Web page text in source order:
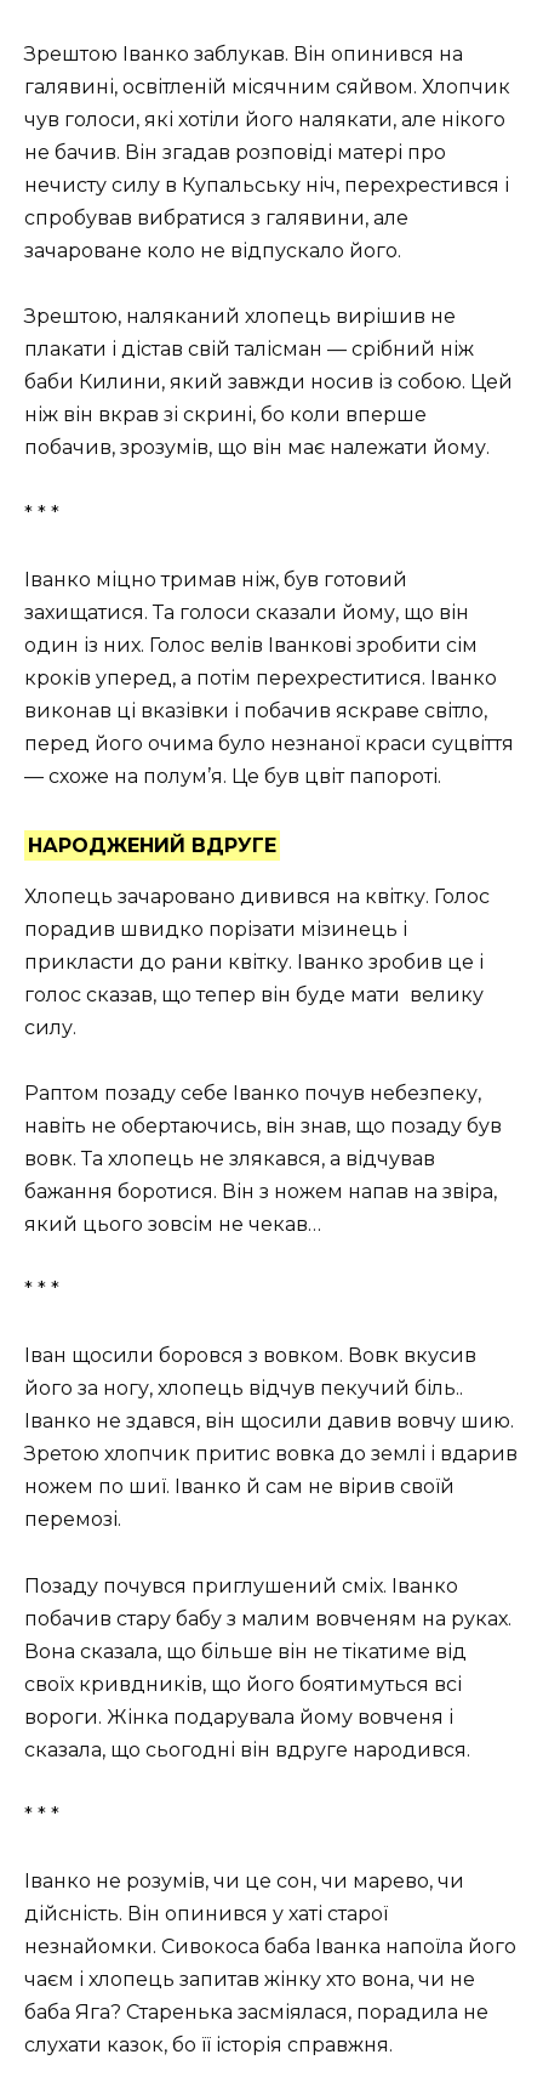
Зрештою Іванко заблукав. Він опинився на
галявині, освітленій місячним сяйвом. Хлопчик
чув голоси, які хотіли його налякати, але нікого
не бачив. Він згадав розповіді матері про
нечисту силу в Купальську ніч, перехрестився і
спробував вибратися з галявини, але
зачароване коло не відпускало його.
Зрештою, наляканий хлопець вирішив не
плакати і дістав свій талісман — срібний ніж
баби Килини, який завжди носив із собою. Цей
ніж він вкрав зі скрині, бо коли вперше
побачив, зрозумів, що він має належати йому.
* * *
Іванко міцно тримав ніж, був готовий
захищатися. Та голоси сказали йому, що він
один із них. Голос велів Іванкові зробити сім
кроків уперед, а потім перехреститися. Іванко
виконав ці вказівки і побачив яскраве світло,
перед його очима було незнаної краси суцвіття
— схоже на полум’я. Це був цвіт папороті.
НАРОДЖЕНИЙ ВДРУГЕ
Хлопець зачаровано дивився на квітку. Голос
порадив швидко порізати мізинець і
прикласти до рани квітку. Іванко зробив це і
голос сказав, що тепер він буде мати велику
силу.
Раптом позаду себе Іванко почув небезпеку,
навіть не обертаючись, він знав, що позаду був
вовк. Та хлопець не злякався, а відчував
бажання боротися. Він з ножем напав на звіра,
який цього зовсім не чекав…
* * *
Іван щосили боровся з вовком. Вовк вкусив
його за ногу, хлопець відчув пекучий біль..
Іванко не здався, він щосили давив вовчу шию.
Зретою хлопчик притис вовка до землі і вдарив
ножем по шиї. Іванко й сам не вірив своїй
перемозі.
Позаду почувся приглушений сміх. Іванко
побачив стару бабу з малим вовченям на руках.
Вона сказала, що більше він не тікатиме від
своїх кривдників, що його боятимуться всі
вороги. Жінка подарувала йому вовченя і
сказала, що сьогодні він вдруге народився.
* * *
Іванко не розумів, чи це сон, чи марево, чи
дійсність. Він опинився у хаті старої
незнайомки. Сивокоса баба Іванка напоїла його
чаєм і хлопець запитав жінку хто вона, чи не
баба Яга? Старенька засміялася, порадила не
слухати казок, бо її історія справжня.